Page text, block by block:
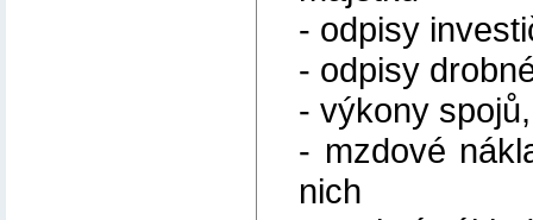
- odpisy
- odpisy
- výkony
- mzdové
nich